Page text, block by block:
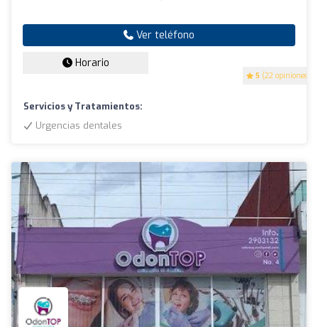
5 (22 opiniones)
Ver teléfono
Horario
Servicios y Tratamientos:
Urgencias dentales